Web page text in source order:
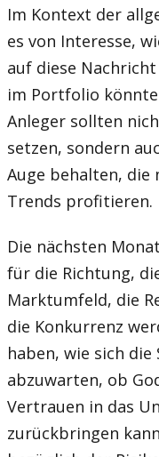
Im Kontext der
es von Interesse,
auf diese
im Portfolio könnte
Anleger sollten
setzen, sondern
Auge behalten, die
Trends profitieren.
Die nächsten
für die Richtung,
Marktumfeld, die
die Konkurrenz
haben, wie sich
abzuwarten, ob
Vertrauen in das
zurückbringen